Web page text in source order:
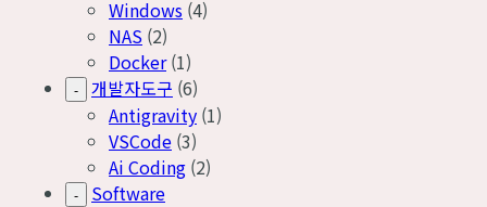
Windows (4)
NAS (2)
Docker (1)
- 개발자도구 (6)
Antigravity (1)
VSCode (3)
Ai Coding (2)
-
Software